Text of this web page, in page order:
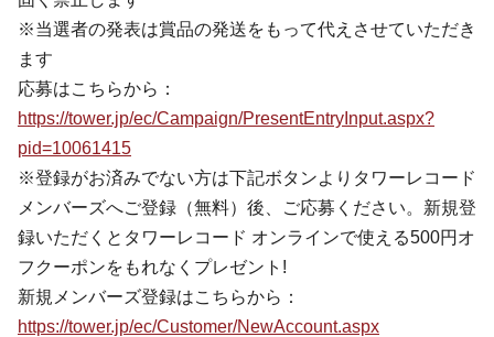
※当選者の発表は賞品の発送をもって代えさせていただき
ます
応募はこちらから：
https://tower.jp/ec/Campaign/PresentEntryInput.aspx?
pid=10061415
※登録がお済みでない方は下記ボタンよりタワーレコード
メンバーズへご登録（無料）後、ご応募ください。新規登
録いただくとタワーレコード オンラインで使える500円オ
フクーポンをもれなくプレゼント!
新規メンバーズ登録はこちらから：
https://tower.jp/ec/Customer/NewAccount.aspx